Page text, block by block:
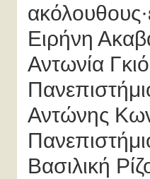
Ειρήνη
Αντωνία
Αντώνης
Βασιλική